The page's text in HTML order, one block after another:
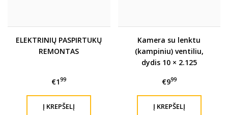
ELEKTRINIŲ PASPIRTUKŲ
REMONTAS
€199
Kamera su lenktu
(kampiniu) ventiliu,
dydis 10 × 2.125
€999